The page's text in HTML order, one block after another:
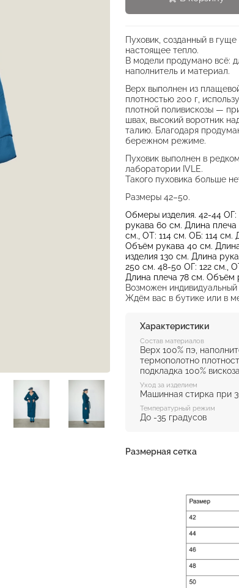
Пуховик, созданный в
настоящее тепло.
В модели продумано всё:
наполнитель и материал.
Верх выполнен из
плотностью 200 г,
плотной поливискозы —
швах, высокий воротник
талию. Благодаря
бережном режиме.
Пуховик выполнен в
лаборатории IVLE.
Такого пуховика больше
Размеры 42–50.
Обмеры изделия. 42-44 ОГ:
рукава 60 см. Длина
см., ОТ: 114 см. ОБ: 114 см.
Объём рукава 40 см.
изделия 130 см. Длина
250 см. 48-50 ОГ: 122 см.,
Длина плеча 78 см. Объём
Возможен
Ждём вас в бутике или в
Характеристики
Состав материалов
Верх 100% пэ,
термополотно
подкладка 100%
Уход за изделием
Машинная стирка при
Температурный режим
До -35 градусов
Размерная сетка